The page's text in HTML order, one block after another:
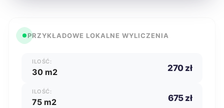
PRZYKŁADOWE LOKALNE WYLICZENIA
ILOŚĆ:
30 m2 270 zł
ILOŚĆ:
75 m2 675 zł